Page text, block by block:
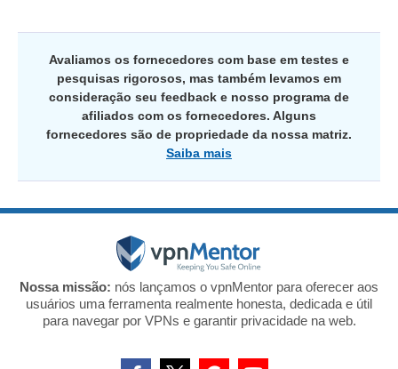
Avaliamos os fornecedores com base em testes e
pesquisas rigorosos, mas também levamos em
consideração seu feedback e nosso programa de
afiliados com os fornecedores. Alguns
fornecedores são de propriedade da nossa matriz.
Saiba mais
Nossa missão: nós lançamos o vpnMentor para oferecer aos
usuários uma ferramenta realmente honesta, dedicada e útil
para navegar por VPNs e garantir privacidade na web.